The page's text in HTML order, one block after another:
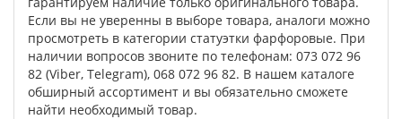
Если вы не уверенны в выборе товара, аналоги можно
просмотреть в категории статуэтки фарфоровые. При
наличии вопросов звоните по телефонам: 073 072 96
82 (Viber, Telegram), 068 072 96 82. В нашем каталоге
обширный ассортимент и вы обязательно сможете
найти необходимый товар.